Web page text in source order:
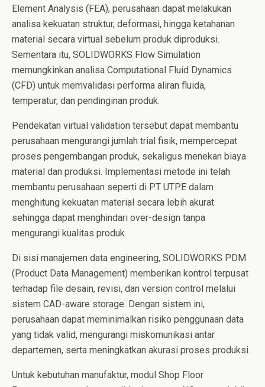
Element Analysis (FEA), perusahaan dapat melakukan
analisa kekuatan struktur, deformasi, hingga ketahanan
material secara virtual sebelum produk diproduksi.
Sementara itu, SOLIDWORKS Flow Simulation
memungkinkan analisa Computational Fluid Dynamics
(CFD) untuk memvalidasi performa aliran fluida,
temperatur, dan pendinginan produk.
Pendekatan virtual validation tersebut dapat membantu
perusahaan mengurangi jumlah trial fisik, mempercepat
proses pengembangan produk, sekaligus menekan biaya
material dan produksi. Implementasi metode ini telah
membantu perusahaan seperti di PT UTPE dalam
menghitung kekuatan material secara lebih akurat
sehingga dapat menghindari over-design tanpa
mengurangi kualitas produk.
Di sisi manajemen data engineering, SOLIDWORKS PDM
(Product Data Management) memberikan kontrol terpusat
terhadap file desain, revisi, dan version control melalui
sistem CAD-aware storage. Dengan sistem ini,
perusahaan dapat meminimalkan risiko penggunaan data
yang tidak valid, mengurangi miskomunikasi antar
departemen, serta meningkatkan akurasi proses produksi.
Untuk kebutuhan manufaktur, modul Shop Floor